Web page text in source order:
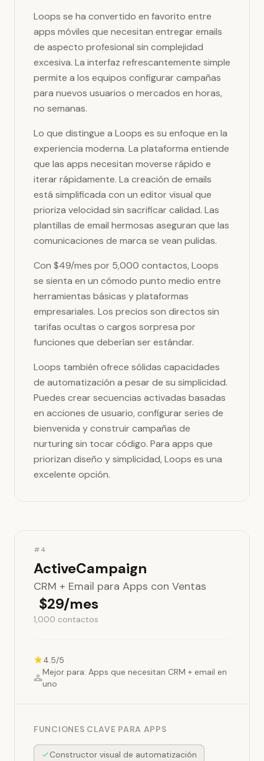
Loops se ha convertido en favorito entre
apps móviles que necesitan entregar emails
de aspecto profesional sin complejidad
excesiva. La interfaz refrescantemente simple
permite a los equipos configurar campañas
para nuevos usuarios o mercados en horas,
no semanas.
Lo que distingue a Loops es su enfoque en la
experiencia moderna. La plataforma entiende
que las apps necesitan moverse rápido e
iterar rápidamente. La creación de emails
está simplificada con un editor visual que
prioriza velocidad sin sacrificar calidad. Las
plantillas de email hermosas aseguran que las
comunicaciones de marca se vean pulidas.
Con $49/mes por 5,000 contactos, Loops
se sienta en un cómodo punto medio entre
herramientas básicas y plataformas
empresariales. Los precios son directos sin
tarifas ocultas o cargos sorpresa por
funciones que deberían ser estándar.
Loops también ofrece sólidas capacidades
de automatización a pesar de su simplicidad.
Puedes crear secuencias activadas basadas
en acciones de usuario, configurar series de
bienvenida y construir campañas de
nurturing sin tocar código. Para apps que
priorizan diseño y simplicidad, Loops es una
excelente opción.
#4
ActiveCampaign
CRM + Email para Apps con Ventas
$29/mes
1,000 contactos
4.5/5
Mejor para: Apps que necesitan CRM + email en
uno
FUNCIONES CLAVE PARA APPS
Constructor visual de automatización